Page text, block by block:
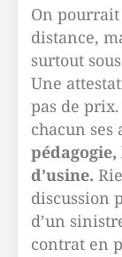
On
distance,
surtout
Une
pas de
chacun ses
d’usine.
discussion
d’un
contrat en